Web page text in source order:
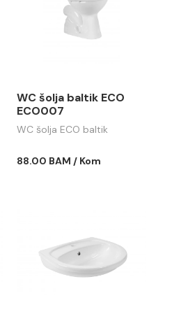
WC šolja baltik ECO
ECO007
WC šolja ECO baltik
88.00 BAM / Kom